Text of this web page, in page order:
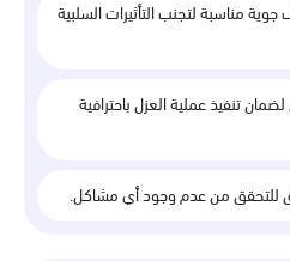
مناسبة لتجنب التأثيرات السلبية
تنفيذ عملية العزل باحترافية
للتحقق من عدم وجود أي مشاكل.